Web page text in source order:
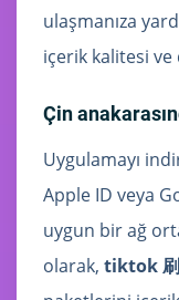
ulaşmanıza
içerik kalitesi ve
Çin
Uygulamayı
Apple ID veya
uygun bir ağ
olarak, tiktok